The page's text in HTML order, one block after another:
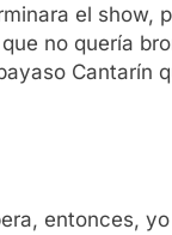
el show,
no quería
Cantarín
entonces,